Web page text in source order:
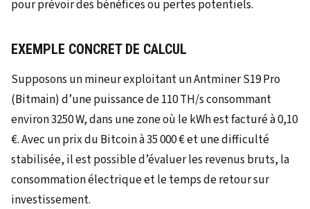
pour prévoir des bénéfices ou pertes potentiels.
EXEMPLE CONCRET DE CALCUL
Supposons un mineur exploitant un Antminer S19 Pro
(Bitmain) d’une puissance de 110 TH/s consommant
environ 3250 W, dans une zone où le kWh est facturé à 0,10
€. Avec un prix du Bitcoin à 35 000 € et une difficulté
stabilisée, il est possible d’évaluer les revenus bruts, la
consommation électrique et le temps de retour sur
investissement.